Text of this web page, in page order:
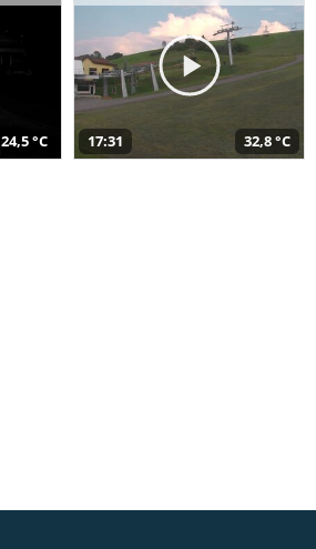
24,5 °C 17:31 32,8 °C